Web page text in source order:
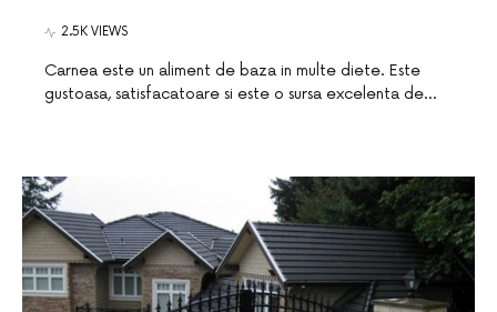
2.5K VIEWS
Carnea este un aliment de baza in multe diete. Este
gustoasa, satisfacatoare si este o sursa excelenta de…